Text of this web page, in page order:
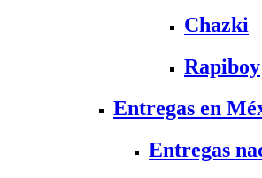
Chazki
Rapiboy
Entregas en
Entregas